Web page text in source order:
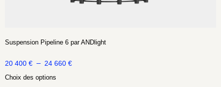
Suspension Pipeline 6 par ANDlight
20 400 € – 24 660 €
Choix des options